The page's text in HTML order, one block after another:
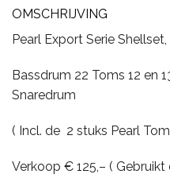
HOME
DRUMS
ORCHESTRA EN MARCHING
OMSCHRIJVING
Pearl Export Serie
Bassdrum 22 Toms 12 en
Snaredrum
( Incl. de 2 stuks Pearl
Verkoop € 125,– (